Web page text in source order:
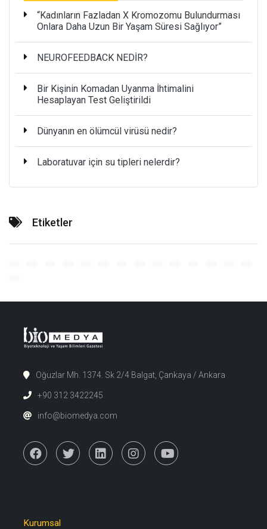
“Kadınların Fazladan X Kromozomu Bulundurması
Onlara Daha Uzun Bir Yaşam Süresi Sağlıyor”
NEUROFEEDBACK NEDİR?
Bir Kişinin Komadan Uyanma İhtimalini
Hesaplayan Test Geliştirildi
Dünyanın en ölümcül virüsü nedir?
Laboratuvar için su tipleri nelerdir?
Etiketler
Oğuzlar Mh. 1374. Sk 2/4 Balgat, Çankaya / Ankara
+90 312 3422245
info@biomedya.com
Kurumsal